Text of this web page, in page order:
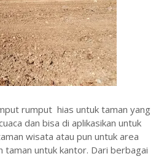
rumput hias untuk taman yang
dan bisa di aplikasikan untuk
wisata atau pun untuk area
taman untuk kantor. Dari berbagai